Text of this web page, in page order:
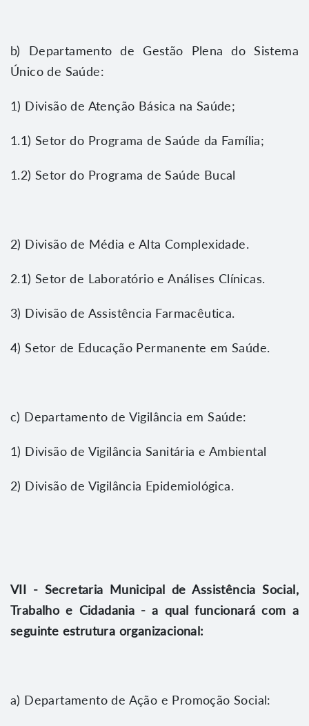
b) Departamento de Gestão Plena do Sistema
Único de Saúde:
1) Divisão de Atenção Básica na Saúde;
1.1) Setor do Programa de Saúde da Família;
1.2) Setor do Programa de Saúde Bucal
2) Divisão de Média e Alta Complexidade.
2.1) Setor de Laboratório e Análises Clínicas.
3) Divisão de Assistência Farmacêutica.
4) Setor de Educação Permanente em Saúde.
c) Departamento de Vigilância em Saúde:
1) Divisão de Vigilância Sanitária e Ambiental
2) Divisão de Vigilância Epidemiológica.
VII - Secretaria Municipal de Assistência Social,
Trabalho e Cidadania - a qual funcionará com a
seguinte estrutura organizacional:
a) Departamento de Ação e Promoção Social: